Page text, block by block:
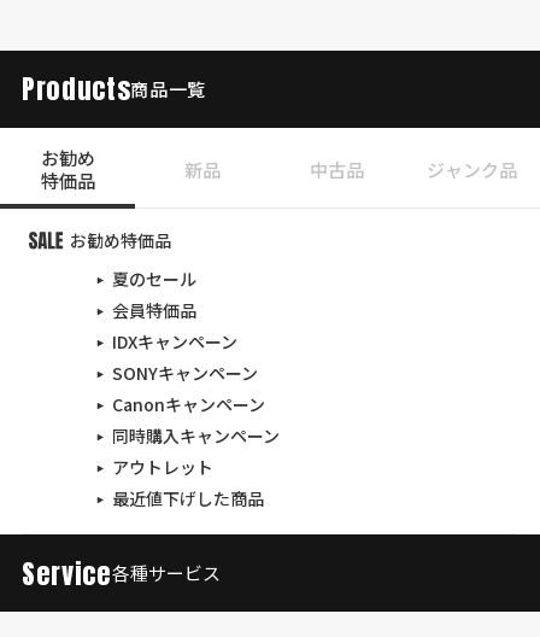
Products商品一覧
お勧め
特価品
新品 中古品 ジャンク品
お勧め特価品
夏のセール
会員特価品
IDXキャンペーン
SONYキャンペーン
Canonキャンペーン
同時購入キャンペーン
アウトレット
最近値下げした商品
Service各種サービス